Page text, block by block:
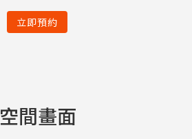
立即預約
空間畫面